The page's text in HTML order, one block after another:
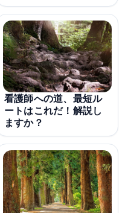
看護師への道、最短ル
ートはこれだ！解説し
ますか？